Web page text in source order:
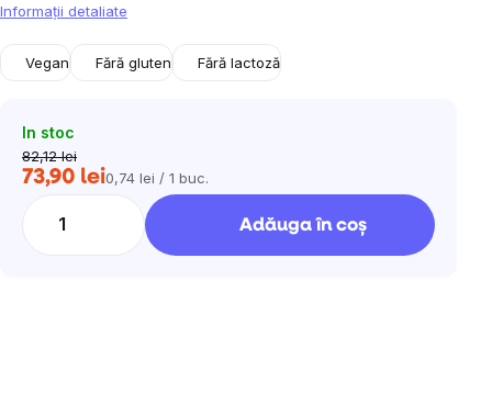
Informaţii detaliate
Vegan Fără gluten Fără lactoză
In stoc
82,12 lei
73,90 leiEvaluare
0,74 lei / 1 buc.
Adăuga în coş